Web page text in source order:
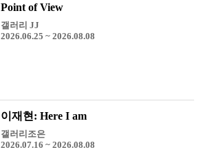
Point of View
갤러리 JJ
2026.06.25 ~ 2026.08.08
이재현: Here I am
갤러리조은
2026.07.16 ~ 2026.08.08